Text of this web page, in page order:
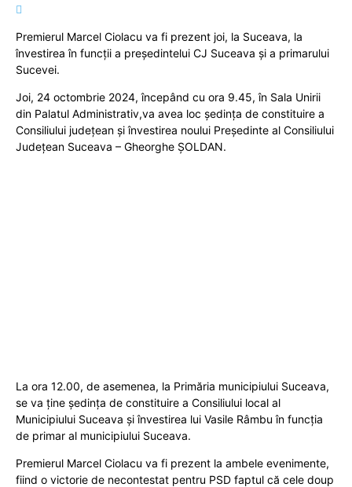
Premierul Marcel Ciolacu va fi prezent joi, la Suceava, la
învestirea în funcții a președintelui CJ Suceava și a primarului
Sucevei.
Joi, 24 octombrie 2024, începând cu ora 9.45, în Sala Unirii
din Palatul Administrativ,va avea loc ședința de constituire a
Consiliului județean și învestirea noului Președinte al Consiliului
Județean Suceava – Gheorghe ȘOLDAN.
La ora 12.00, de asemenea, la Primăria municipiului Suceava,
se va ține ședința de constituire a Consiliului local al
Municipiului Suceava și învestirea lui Vasile Râmbu în funcția
de primar al municipiului Suceava.
Premierul Marcel Ciolacu va fi prezent la ambele evenimente,
fiind o victorie de necontestat pentru PSD faptul că cele doup